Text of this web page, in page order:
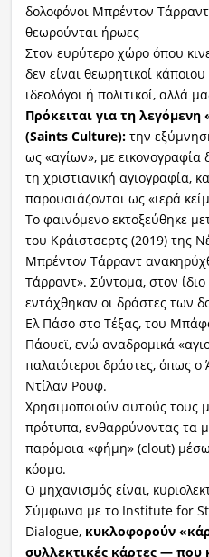
δολοφόνοι Μπρέντον
θεωρούνται ήρωες
Στον ευρύτερο χώρο όπου
δεν είναι θεωρητικοί
ιδεολόγοι ή πολιτικοί, αλλά
Πρόκειται για τη
(Saints Culture):την
ως «αγίων», με
τη χριστιανική αγιογραφία,
παρουσιάζονται ως «ιερά
Το φαινόμενο εκτοξεύθηκε
του Κράιστσερτς (2019) της
Μπρέντον Τάρραντ
Τάρραντ». Σύντομα, στον
εντάχθηκαν οι δράστες των
Ελ Πάσο στο Τέξας, του
Πάουεϊ, ενώ αναδρομικά
παλαιότεροι δράστες, όπως ο
Ντίλαν Ρουφ.
Χρησιμοποιούν αυτούς τους
πρότυπα, ενθαρρύνοντας τα
παρόμοια «φήμη» (clout)
κόσμο.
Ο μηχανισμός είναι,
Σύμφωνα με το Institute for
Dialogue, κυκλοφορούν
συλλεκτικές κάρτες — που